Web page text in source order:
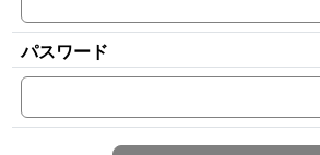
パスワード